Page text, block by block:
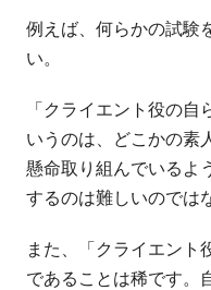
例えば、何らかの試験
い。
「クライエント役の
いうのは、どこかの素
懸命取り組んでいるよ
するのは難しいのでは
また、「クライエント
であることは稀です。